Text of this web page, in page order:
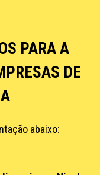
PARA A
DE
abaixo: